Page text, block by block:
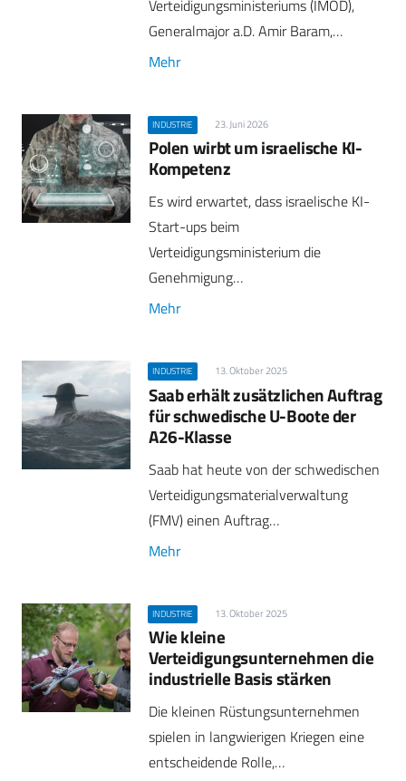
Verteidigungsministeriums (IMOD),
Generalmajor a.D. Amir Baram,…
Mehr
INDUSTRIE 23. Juni 2026
Polen wirbt um israelische KI-
Kompetenz
Es wird erwartet, dass israelische KI-
Start-ups beim
Verteidigungsministerium die
Genehmigung…
Mehr
INDUSTRIE 13. Oktober 2025
Saab erhält zusätzlichen Auftrag
für schwedische U-Boote der
A26-Klasse
Saab hat heute von der schwedischen
Verteidigungsmaterialverwaltung
(FMV) einen Auftrag…
Mehr
INDUSTRIE 13. Oktober 2025
Wie kleine
Verteidigungsunternehmen die
industrielle Basis stärken
Die kleinen Rüstungsunternehmen
spielen in langwierigen Kriegen eine
entscheidende Rolle,…